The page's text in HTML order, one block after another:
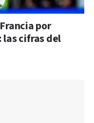
por
las cifras del